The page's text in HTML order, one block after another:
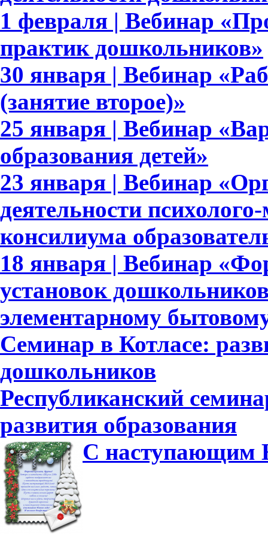
1 февраля | Вебинар
практик дошкольников»
30 января | Вебинар
(занятие второе)»
25 января | Вебинар
образования детей»
23 января | Вебинар
деятельности
консилиума
18 января | Вебинар
установок
элементарному
Семинар в Котласе:
дошкольников
Республиканский
развития образования
С наступающим